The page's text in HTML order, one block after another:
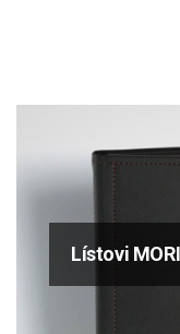
Lístovi